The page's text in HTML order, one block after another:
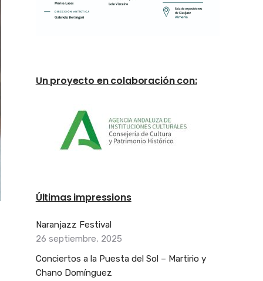
Un proyecto en colaboración con:
Últimas impressions
Naranjazz Festival
26 septiembre, 2025
Conciertos a la Puesta del Sol – Martirio y
Chano Domínguez